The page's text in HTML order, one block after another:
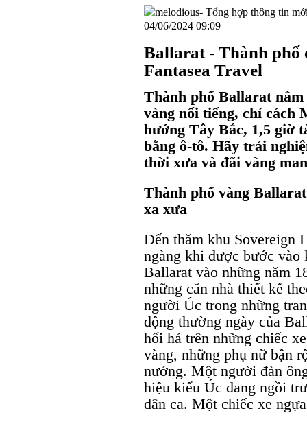
04/06/2024 09:09
Ballarat - Thành phố
Fantasea Travel
Thành phố Ballarat
vàng nổi tiếng, chỉ cách
hướng Tây Bắc, 1,5 giờ
bằng ô-tô. Hãy trải
thời xưa và đãi vàng
Thành phố vàng
xa xưa
Đến thăm khu Sovereign
ngàng khi được bước vào
Ballarat vào những năm
những căn nhà thiết kế
người Úc trong những
động thường ngày của
hối hả trên những chiếc
vàng, những phụ nữ bận
nướng. Một người đàn
hiệu kiểu Úc đang ngồi
dân ca. Một chiếc xe